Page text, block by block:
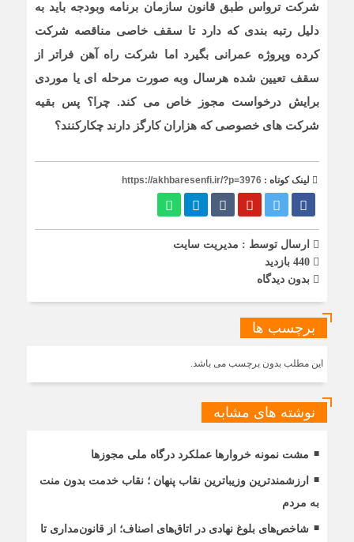
شرکت ترواس طبق قانون سازمان برنامه وبودجه باید به
دلیل رتبه بندی که دارد تا سقف خاصی مناقصه شرکت
کرده وپروژه عمرانی بگیرد اما شرکت راه آهن فراتر از
سقف تعیین شده هرسال وبه صورت مرحله ای یا موردی
برایش درخواست مجوز خاص می کند. چرا؟ پس بقیه
شرکت های خصوصی که هزاران کارگز دارند چکارکنند؟
لینک کوتاه : https://akhbaresenfi.ir/?p=3976
ارسال توسط : مدیریت سایت
بدون دیدگاه
برچسب ها
این مطلب بدون برچسب می باشد.
نوشته های مشابه
مشت نمونه خروارها عملکرد درگاه ملی مجوزها
ارزشمندترین وزیباترین نقاب پنهان ؛ نقاب خدمت بدون منت
به مردم
شاخص‌های بلوغ نهادی در اتاق‌های اصناف؛ از قانون‌مداری تا